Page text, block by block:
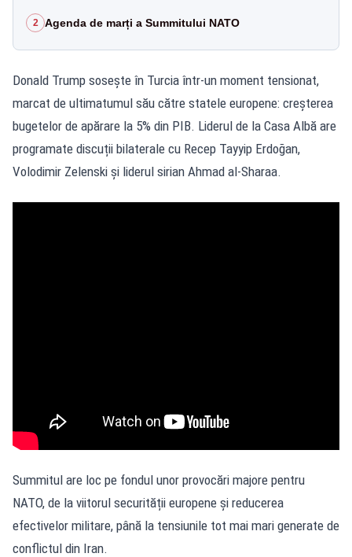
2 Agenda de marți a Summitului NATO
Donald Trump sosește în Turcia într-un moment tensionat,
marcat de ultimatumul său către statele europene: creșterea
bugetelor de apărare la 5% din PIB. Liderul de la Casa Albă are
programate discuții bilaterale cu Recep Tayyip Erdoğan,
Volodimir Zelenski și liderul sirian Ahmad al‑Sharaa.
Summitul are loc pe fondul unor provocări majore pentru
NATO, de la viitorul securității europene și reducerea
efectivelor militare, până la tensiunile tot mai mari generate de
conflictul din Iran.